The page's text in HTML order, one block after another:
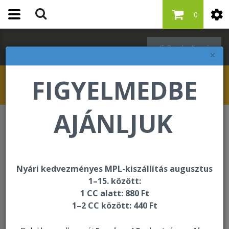
×
FIGYELMEDBE
AJÁNLJUK
Nyári kedvezményes MPL-kiszállítás augusztus
1–15. között:
1 CC alatt: 880 Ft
1–2 CC között: 440 Ft
Bejelentkezés
0
​Cookie (süti) Tájékoztató
Cookie (süti) Tájékoztató – flpshop.hu
Jelen Cookie Tájékoztató azt ismerteti,